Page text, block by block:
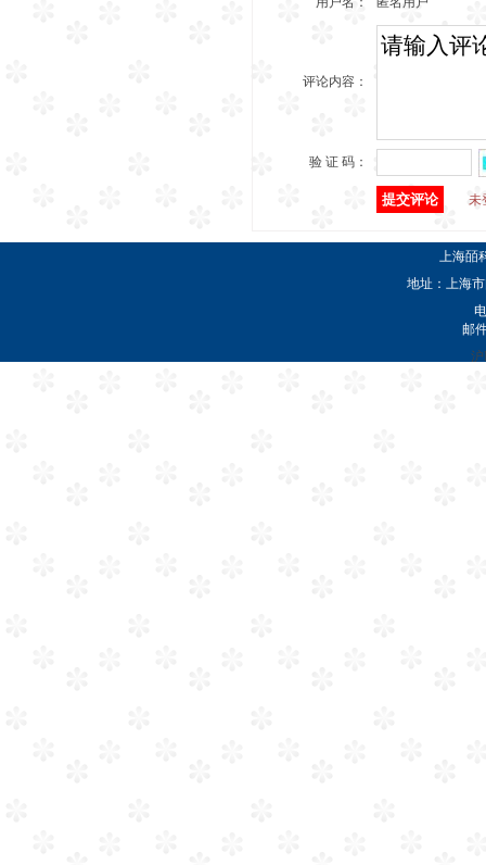
评论内容：
验 证 码：
未
上海皕
地址：上海
邮
沪